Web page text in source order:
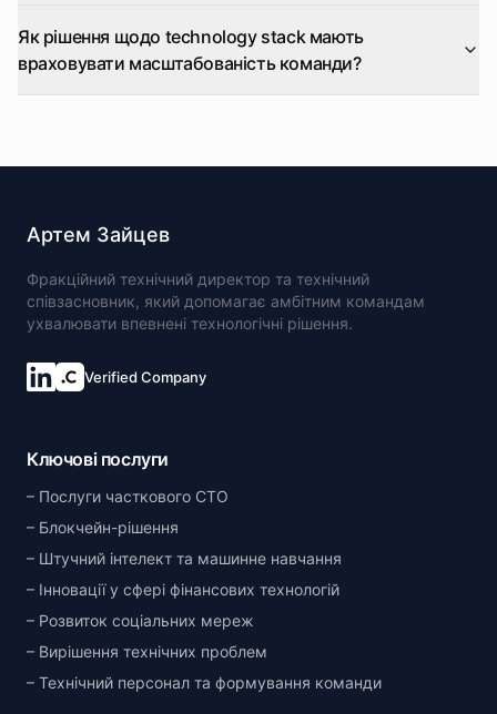
Як рішення щодо technology stack мають
враховувати масштабованість команди?
Артем Зайцев
Фракційний технічний директор та технічний
співзасновник, який допомагає амбітним командам
ухвалювати впевнені технологічні рішення.
Verified Company
Ключові послуги
Послуги часткового CTO
Блокчейн-рішення
Штучний інтелект та машинне навчання
Інновації у сфері фінансових технологій
Розвиток соціальних мереж
Вирішення технічних проблем
Технічний персонал та формування команди